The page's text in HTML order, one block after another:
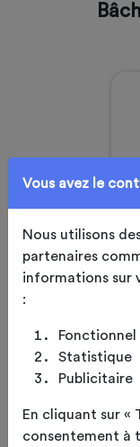
Vous avez le
Nous utilisons
partenaires
informations sur
:
Fonctionnel
Statistique
Publicitaire
En cliquant sur «
consentement à